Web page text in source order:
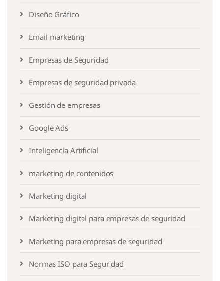
Diseño Gráfico
Email marketing
Empresas de Seguridad
Empresas de seguridad privada
Gestión de empresas
Google Ads
Inteligencia Artificial
marketing de contenidos
Marketing digital
Marketing digital para empresas de seguridad
Marketing para empresas de seguridad
Normas ISO para Seguridad